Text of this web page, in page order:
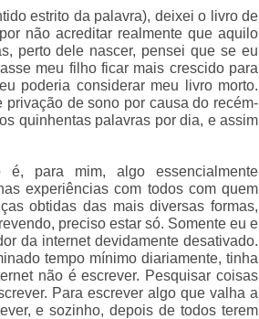
estrito da palavra), deixei o livro de
não acreditar realmente que aquilo
perto dele nascer, pensei que se eu
meu filho ficar mais crescido para
poderia considerar meu livro morto.
privação de sono por causa do recém-
quinhentas palavras por dia, e assim
para mim, algo essencialmente
experiências com todos com quem
obtidas das mais diversas formas,
preciso estar só. Somente eu e
da internet devidamente desativado.
tempo mínimo diariamente, tinha
não é escrever. Pesquisar coisas
Para escrever algo que valha a
e sozinho, depois de todos terem